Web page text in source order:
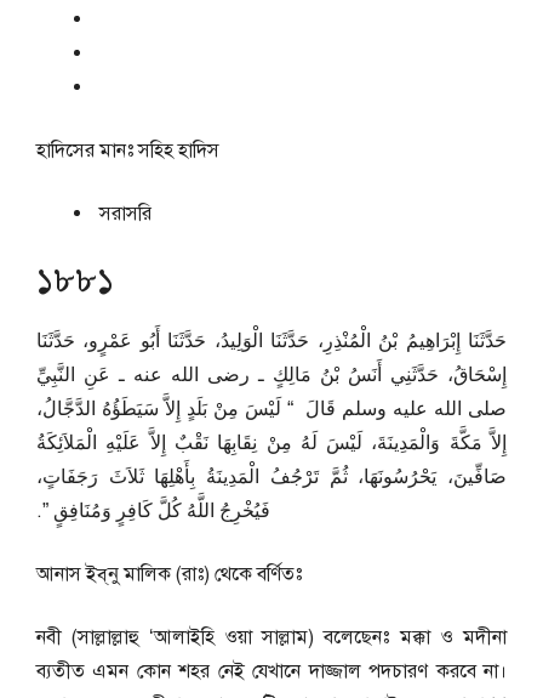
হাদিসের মানঃসহিহ হাদিস
সরাসরি
১৮৮১
حَدَّثَنَا إِبْرَاهِيمُ بْنُ الْمُنْذِرِ، حَدَّثَنَا الْوَلِيدُ، حَدَّثَنَا أَبُو عَمْرٍو، حَدَّثَنَا
إِسْحَاقُ، حَدَّثَنِي أَنَسُ بْنُ مَالِكٍ ـ رضى الله عنه ـ عَنِ النَّبِيِّ
صلى الله عليه وسلم قَالَ ‏ “‏ لَيْسَ مِنْ بَلَدٍ إِلاَّ سَيَطَؤُهُ الدَّجَّالُ،
إِلاَّ مَكَّةَ وَالْمَدِينَةَ، لَيْسَ لَهُ مِنْ نِقَابِهَا نَقْبٌ إِلاَّ عَلَيْهِ الْمَلاَئِكَةُ
صَافِّينَ، يَحْرُسُونَهَا، ثُمَّ تَرْجُفُ الْمَدِينَةُ بِأَهْلِهَا ثَلاَثَ رَجَفَاتٍ،
فَيُخْرِجُ اللَّهُ كُلَّ كَافِرٍ وَمُنَافِقٍ ‏”‏‏.‏
আনাস ইব্‌নু মালিক (রাঃ) থেকে বর্ণিতঃ
নবী (সাল্লাল্লাহু ‘আলাইহি ওয়া সাল্লাম) বলেছেনঃ মক্কা ও মদীনা
ব্যতীত এমন কোন শহর নেই যেখানে দাজ্জাল পদচারণ করবে না।